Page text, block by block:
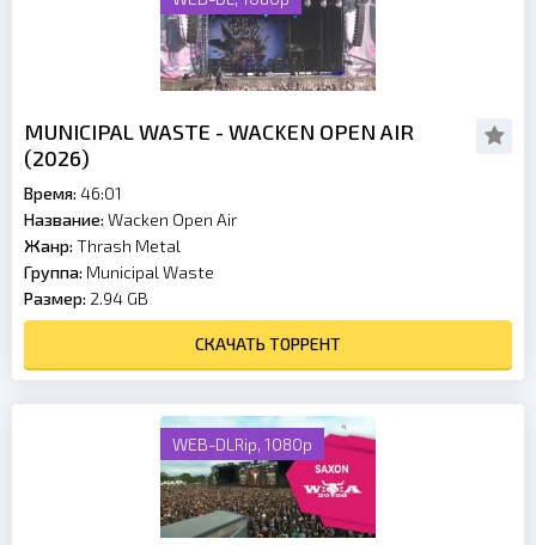
MUNICIPAL WASTE - WACKEN OPEN AIR
(2026)
Время: 46:01
Название: Wacken Open Air
Жанр: Thrash Metal
Группа: Municipal Waste
Размер: 2.94 GB
СКАЧАТЬ ТОРРЕНТ
WEB-DLRip, 1080p